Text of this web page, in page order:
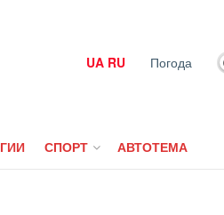
UA RU Погода
СПОРТ АВТОТЕМА